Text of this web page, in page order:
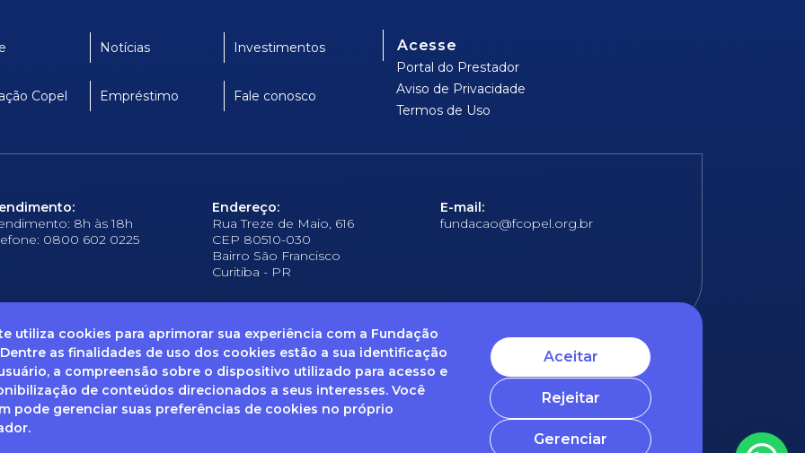
utiliza cookies para aprimorar sua experiência com a Fundação
as finalidades de uso dos cookies estão a sua identificação
a compreensão sobre o dispositivo utilizado para acesso e
de conteúdos direcionados a seus interesses. Você
pode gerenciar suas preferências de cookies no próprio
Aceitar
Rejeitar
Gerenciar
Notícias Investimentos
Copel Empréstimo Fale conosco
Acesse
Portal do Prestador
Aviso de Privacidade
Termos de Uso
8h às 18h
0800 602 0225
Endereço:
Rua Treze de Maio, 616
CEP 80510-030
Bairro São Francisco
Curitiba - PR
E-mail:
fundacao@fcopel.org.br
Ouvidoria Canal de Denúncias Solicitação de informações Documentos obrigatórios
dúvidas sobre Privacidade de Dados e LGPD, entre em contato com o nosso DPO (encarregado de dados)